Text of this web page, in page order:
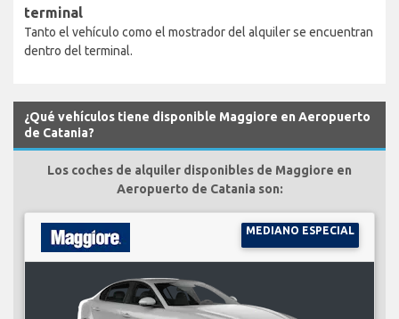
terminal
Tanto el vehículo como el mostrador del alquiler se encuentran
dentro del terminal.
¿Qué vehículos tiene disponible Maggiore en Aeropuerto
de Catania?
Los coches de alquiler disponibles de Maggiore en
Aeropuerto de Catania son:
MEDIANO ESPECIAL